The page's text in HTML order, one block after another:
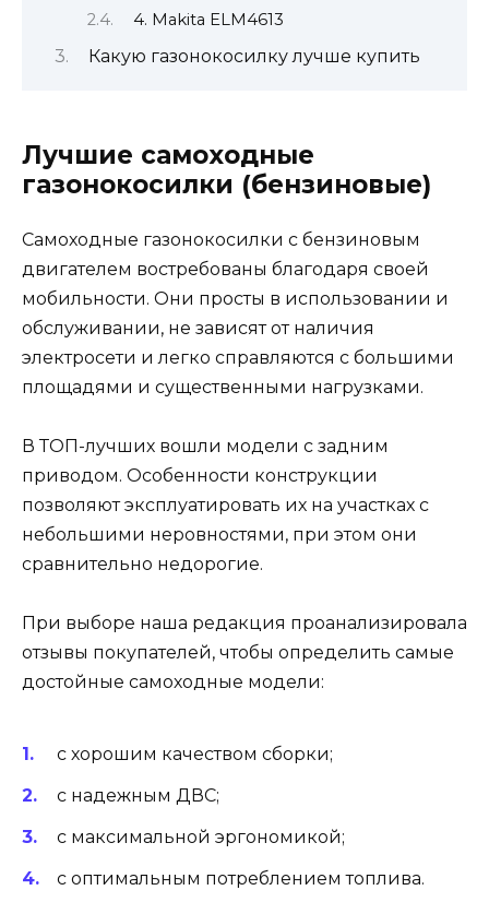
4. Makita ELM4613
Какую газонокосилку лучше купить
Лучшие самоходные
газонокосилки (бензиновые)
Самоходные газонокосилки с бензиновым
двигателем востребованы благодаря своей
мобильности. Они просты в использовании и
обслуживании, не зависят от наличия
электросети и легко справляются с большими
площадями и существенными нагрузками.
В ТОП-лучших вошли модели с задним
приводом. Особенности конструкции
позволяют эксплуатировать их на участках с
небольшими неровностями, при этом они
сравнительно недорогие.
При выборе наша редакция проанализировала
отзывы покупателей, чтобы определить самые
достойные самоходные модели:
с хорошим качеством сборки;
с надежным ДВС;
с максимальной эргономикой;
с оптимальным потреблением топлива.